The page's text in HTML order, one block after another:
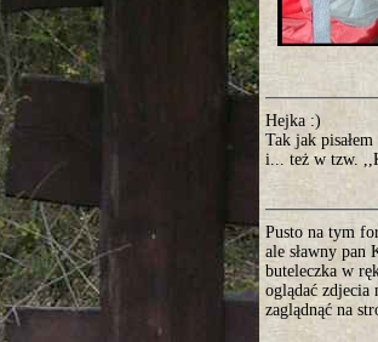
Hejka :)
Tak jak
i... też w tzw.
Pusto na tym
ale sławny pan
buteleczka w
oglądać zdjecia
zaglądnąć na